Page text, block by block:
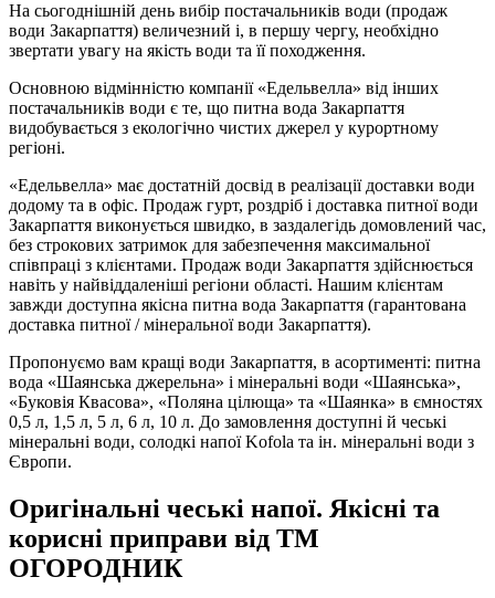
На сьогоднішній день вибір постачальників води (продаж
води Закарпаття) величезний і, в першу чергу, необхідно
звертати увагу на якість води та її походження.
Основною відмінністю компанії «Едельвелла» від інших
постачальників води є те, що питна вода Закарпаття
видобувається з екологічно чистих джерел у курортному
регіоні.
«Едельвелла» має достатній досвід в реалізації доставки води
додому та в офіс. Продаж гурт, роздріб і доставка питної води
Закарпаття виконується швидко, в заздалегідь домовлений час,
без строкових затримок для забезпечення максимальної
співпраці з клієнтами. Продаж води Закарпаття здійснюється
навіть у найвіддаленіші регіони області. Нашим клієнтам
завжди доступна якісна питна вода Закарпаття (гарантована
доставка питної / мінеральної води Закарпаття).
Пропонуємо вам кращі води Закарпаття, в асортименті: питна
вода «Шаянська джерельна» і мінеральні води «Шаянська»,
«Буковія Квасова», «Поляна цілюща» та «Шаянка» в ємностях
0,5 л, 1,5 л, 5 л, 6 л, 10 л. До замовлення доступні й чеські
мінеральні води, солодкі напої Kofola та ін. мінеральні води з
Європи.
Оригінальні чеські напої. Якісні та
корисні приправи від ТМ
ОГОРОДНИК